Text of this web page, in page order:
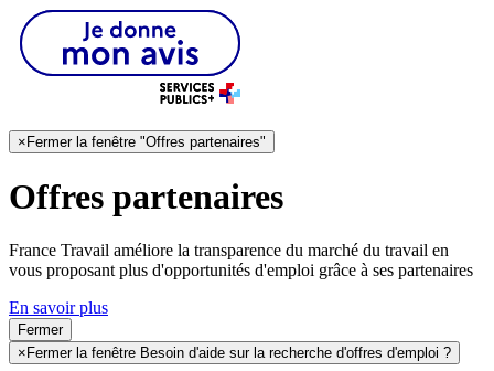
×Fermer la fenêtre "Offres partenaires"
Offres partenaires
France Travail améliore la transparence du marché du travail en
vous proposant plus d'opportunités d'emploi grâce à ses partenaires
En savoir plus
Fermer
× Fermer la fenêtre Besoin d'aide sur la recherche d'offres d'emploi ?